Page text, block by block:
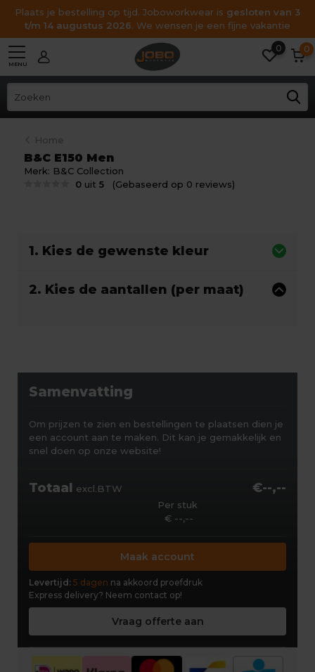
Plaats je bestelling op tijd. Joboworkwear is gesloten van 3
t/m 14 augustus 2026. We wensen je een fijne vakantie
MENU
0 0
Home
B&C E150 Men
Merk: B&C Collection
0 uit5 (Gebaseerd op 0 reviews)
1. Kies de gewenste kleur
2. Kies de aantallen (per maat)
Samenvatting
Om prijzen te zien en bestellingen te plaatsen dien je
een account aan te maken. Dit kan je gemakkelijk en
snel doen op onze website!
Totaal excl.BTW €--,--
Per stuk
€ --,--
Maak account
Levertijd: 5 dagen na akkoord proefdruk
Express delivery? Neem contact op!
Vraag offerte aan